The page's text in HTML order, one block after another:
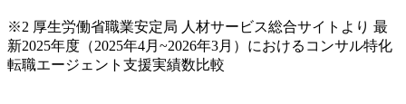
※2 厚生労働省職業安定局 人材サービス総合サイトより 最
新2025年度（2025年4月~2026年3月）におけるコンサル特化
転職エージェント支援実績数比較